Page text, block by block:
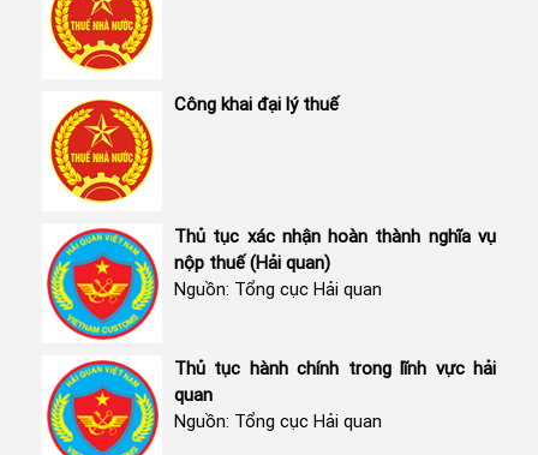
Công khai đại lý thuế
Thủ tục xác nhận hoàn thành nghĩa vụ
nộp thuế (Hải quan)
Nguồn: Tổng cục Hải quan
Thủ tục hành chính trong lĩnh vực hải
quan
Nguồn: Tổng cục Hải quan